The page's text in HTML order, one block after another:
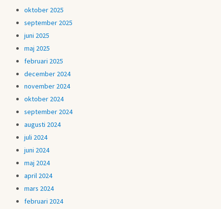
oktober 2025
september 2025
juni 2025
maj 2025
februari 2025
december 2024
november 2024
oktober 2024
september 2024
augusti 2024
juli 2024
juni 2024
maj 2024
april 2024
mars 2024
februari 2024